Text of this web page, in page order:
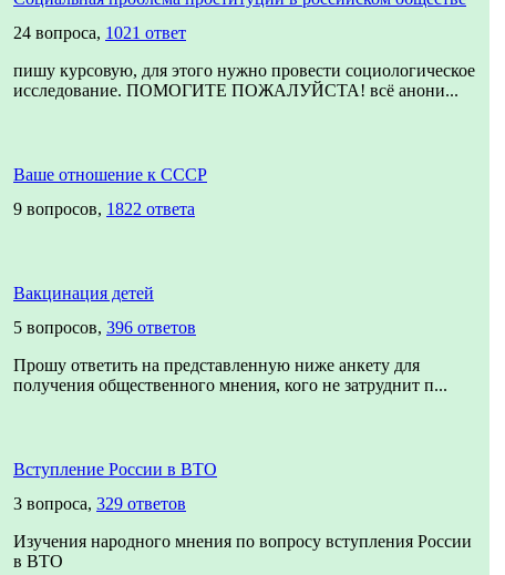
24 вопроса, 1021 ответ
пишу курсовую, для этого нужно провести социологическое
исследование. ПОМОГИТЕ ПОЖАЛУЙСТА! всё анони...
Ваше отношение к СССР
9 вопросов, 1822 ответа
Вакцинация детей
5 вопросов, 396 ответов
Прошу ответить на представленную ниже анкету для
получения общественного мнения, кого не затруднит п...
Вступление России в ВТО
3 вопроса, 329 ответов
Изучения народного мнения по вопросу вступления России
в ВТО